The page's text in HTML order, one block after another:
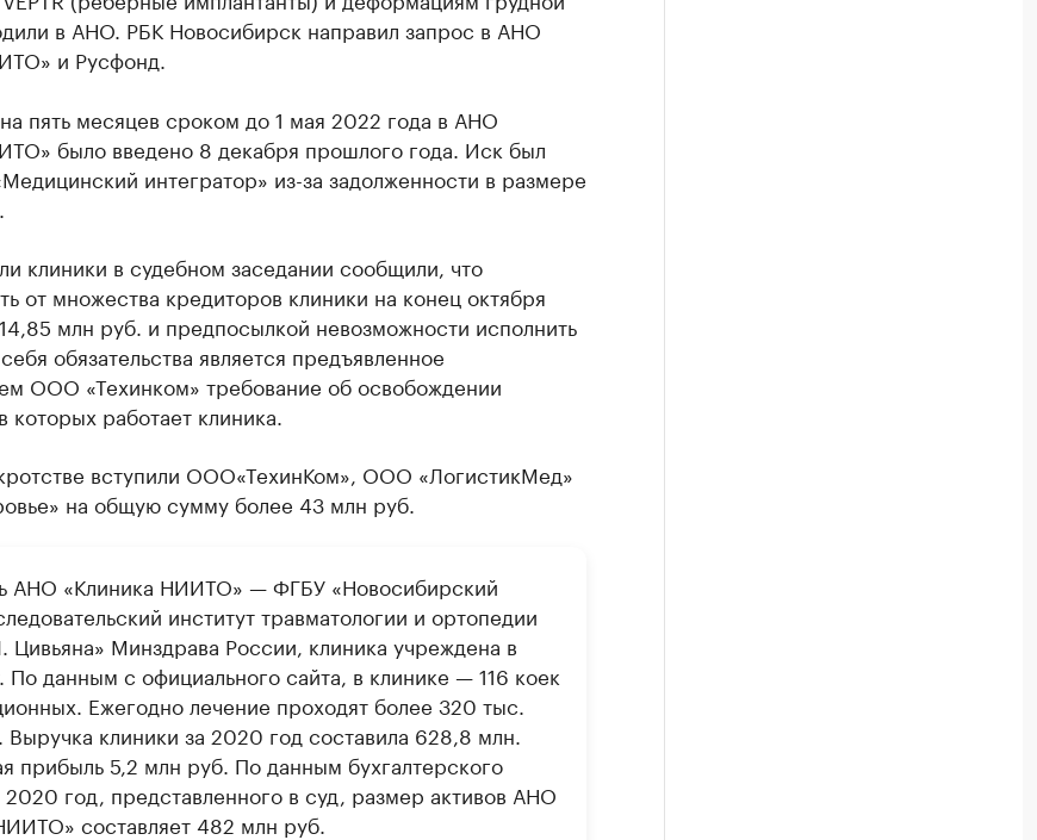
в АНО. РБК Новосибирск направил запрос в АНО
и Русфонд.
пять месяцев сроком до 1 мая 2022 года в АНО
было введено 8 декабря прошлого года. Иск был
интегратор» из-за задолженности в размере
клиники в судебном заседании сообщили, что
от множества кредиторов клиники на конец октября
млн руб. и предпосылкой невозможности исполнить
обязательства является предъявленное
ООО «Техинком» требование об освобождении
работает клиника.
вступили ООО«ТехинКом», ООО «ЛогистикМед»
на общую сумму более 43 млн руб.
АНО «Клиника НИИТО» — ФГБУ «Новосибирский
институт травматологии и ортопедии
Цивьяна» Минздрава России, клиника учреждена в
данным с официального сайта, в клинике — 116 коек
Ежегодно лечение проходят более 320 тыс.
Выручка клиники за 2020 год составила 628,8 млн.
прибыль 5,2 млн руб. По данным бухгалтерского
2020 год, представленного в суд, размер активов АНО
составляет 482 млн руб.